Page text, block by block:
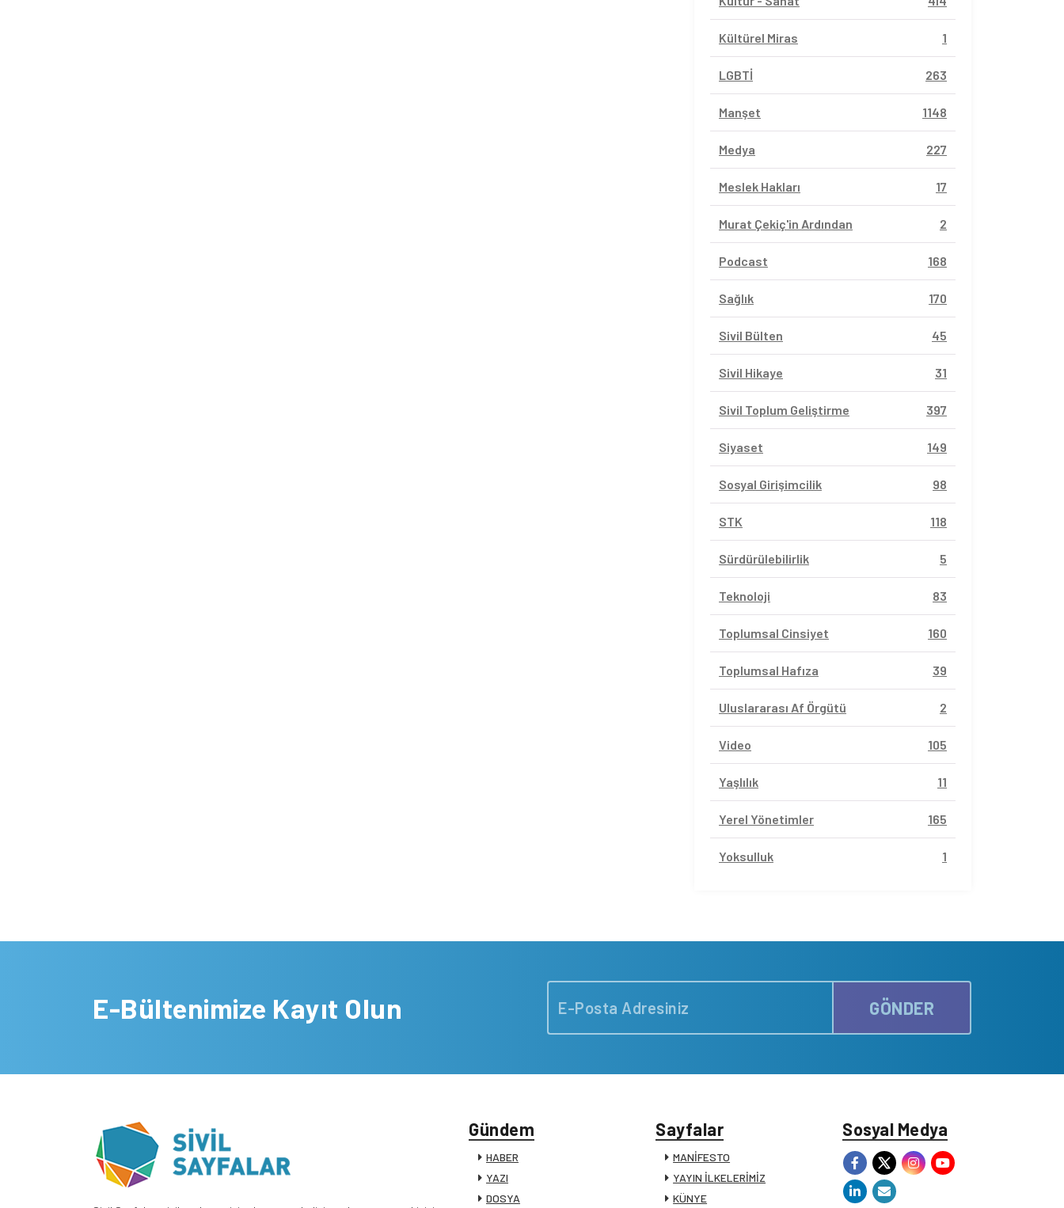
Kültürel Miras 1
LGBTİ 263
Manşet 1148
Medya 227
Meslek Hakları 17
Murat Çekiç'in Ardından 2
Podcast 168
Sağlık 170
Sivil Bülten 45
Sivil Hikaye 31
Sivil Toplum Geliştirme 397
Siyaset 149
Sosyal Girişimcilik 98
STK 118
Sürdürülebilirlik 5
Teknoloji 83
Toplumsal Cinsiyet 160
Toplumsal Hafıza 39
Uluslararası Af Örgütü 2
Video 105
Yaşlılık 11
Yerel Yönetimler 165
Yoksulluk 1
E-Bültenimize Kayıt Olun GÖNDER
Gündem
HABER
YAZI
DOSYA
Sayfalar
MANİFESTO
YAYIN İLKELERİMİZ
KÜNYE
Sosyal Medya